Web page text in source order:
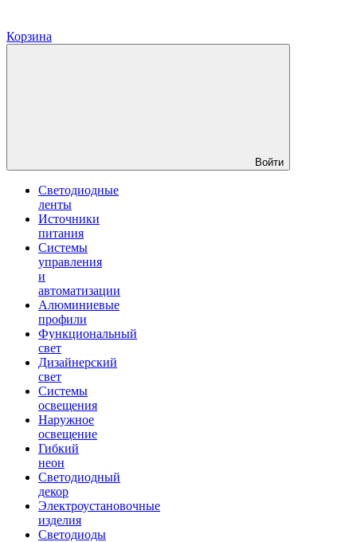
Корзина
Войти
Светодиодные
ленты
Источники
питания
Системы
управления
и
автоматизации
Алюминиевые
профили
Функциональный
свет
Дизайнерский
свет
Системы
освещения
Наружное
освещение
Гибкий
неон
Светодиодный
декор
Электроустановочные
изделия
Светодиоды